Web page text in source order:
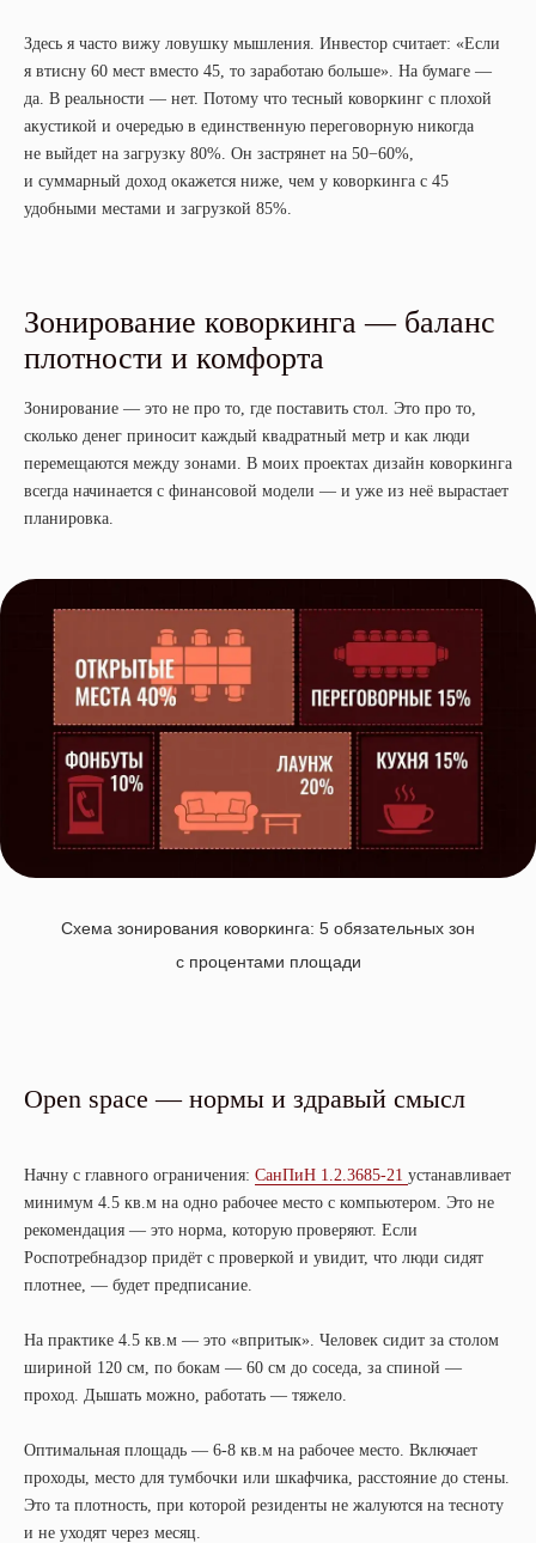
Здесь я часто вижу ловушку мышления. Инвестор считает: «Если
я втисну 60 мест вместо 45, то заработаю больше». На бумаге —
да. В реальности — нет. Потому что тесный коворкинг с плохой
акустикой и очередью в единственную переговорную никогда
не выйдет на загрузку 80%. Он застрянет на 50−60%,
и суммарный доход окажется ниже, чем у коворкинга с 45
удобными местами и загрузкой 85%.
Зонирование коворкинга — баланс
плотности и комфорта
Зонирование — это не про то, где поставить стол. Это про то,
сколько денег приносит каждый квадратный метр и как люди
перемещаются между зонами. В моих проектах дизайн коворкинга
всегда начинается с финансовой модели — и уже из неё вырастает
планировка.
Схема зонирования коворкинга: 5 обязательных зон
с процентами площади
Open space — нормы и здравый смысл
Начну с главного ограничения: СанПиН 1.2.3685-21 устанавливает
минимум 4.5 кв.м на одно рабочее место с компьютером. Это не
рекомендация — это норма, которую проверяют. Если
Роспотребнадзор придёт с проверкой и увидит, что люди сидят
плотнее, — будет предписание.
На практике 4.5 кв.м — это «впритык». Человек сидит за столом
шириной 120 см, по бокам — 60 см до соседа, за спиной —
проход. Дышать можно, работать — тяжело.
Оптимальная площадь — 6-8 кв.м на рабочее место. Включает
проходы, место для тумбочки или шкафчика, расстояние до стены.
Это та плотность, при которой резиденты не жалуются на тесноту
и не уходят через месяц.